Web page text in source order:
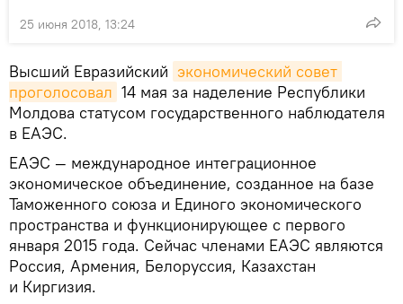
25 июня 2018, 13:24
Высший Евразийский экономический совет
проголосовал 14 мая за наделение Республики
Молдова статусом государственного наблюдателя
в ЕАЭС.
ЕАЭС — международное интеграционное
экономическое объединение, созданное на базе
Таможенного союза и Единого экономического
пространства и функционирующее с первого
января 2015 года. Сейчас членами ЕАЭС являются
Россия, Армения, Белоруссия, Казахстан
и Киргизия.